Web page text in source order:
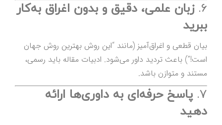
6. زبان علمی، دقیق و بدون اغراق به‌کار
ببرید
بیان قطعی و اغراق‌آمیز (مانند “این روش بهترین روش جهان
است!”) باعث تردید داور می‌شود. ادبیات مقاله باید رسمی،
مستند و متوازن باشد.
7. پاسخ حرفه‌ای به داوری‌ها ارائه
دهید